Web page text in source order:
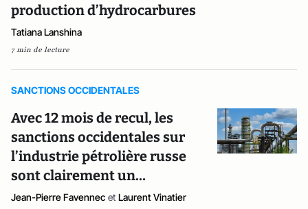
production d’hydrocarbures
Tatiana Lanshina
7 min de lecture
SANCTIONS OCCIDENTALES
Avec 12 mois de recul, les
sanctions occidentales sur
l’industrie pétrolière russe
sont clairement un…
Jean-Pierre Favennec et Laurent Vinatier